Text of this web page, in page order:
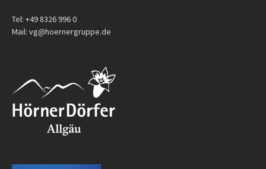
Tel: +49 8326 996 0
Mail: vg@hoernergruppe.de